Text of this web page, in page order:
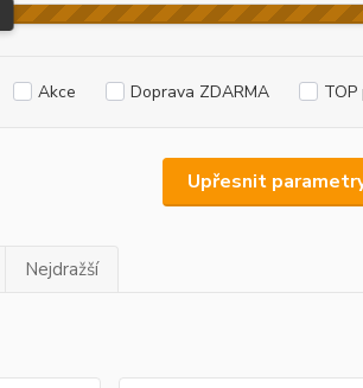
Upřesnit
Akce Doprava ZDARMA
Nejdražší